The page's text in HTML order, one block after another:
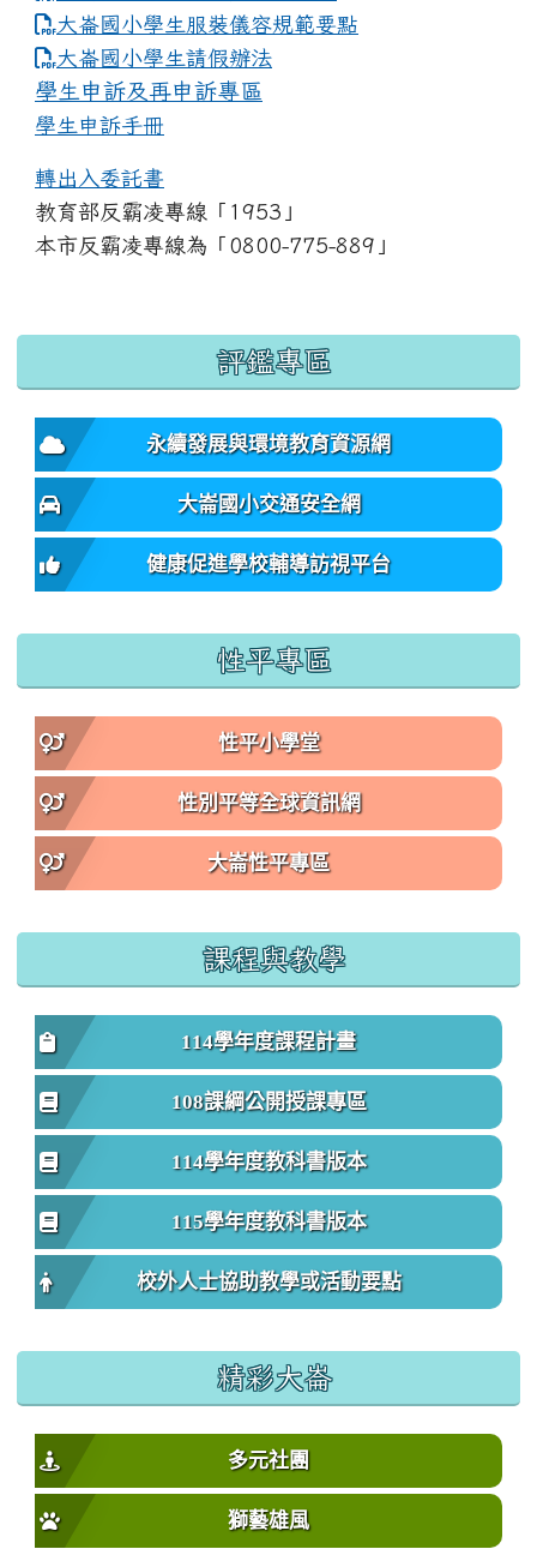
大崙國小學生服裝儀容規範要點
link to https://www.dles.tyc.edu.tw/uploads/
大崙國小學生請假辦法
學生申訴及再申訴專區
學生申訴手冊
轉出入委託書
教育部反霸凌專線「1953」
本市反霸凌專線為「0800-775-889」
:::
評鑑專區
永續發展與環境教育資源網
大崙國小交通安全網
健康促進學校輔導訪視平台
性平專區
性平小學堂
性別平等全球資訊網
大崙性平專區
課程與教學
114學年度課程計畫
108課綱公開授課專區
114學年度教科書版本
115學年度教科書版本
校外人士協助教學或活動要點
精彩大崙
多元社團
獅藝雄風